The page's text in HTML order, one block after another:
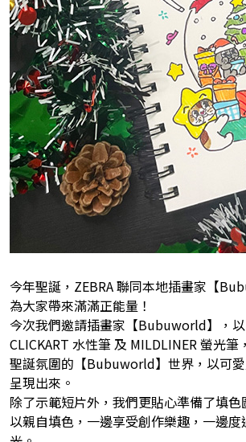
今年聖誕，ZEBRA 聯同本地插畫家【
為大家帶來滿滿正能量！
今次我們邀請插畫家【Bubuworld】，以
CLICKART 水性筆 及 MILDLINER 螢光
聖誕氛圍的【Bubuworld】世界，以可
呈現出來。
除了示範短片外，我們更貼心準備了填
以親自填色，一邊享受創作樂趣，一邊